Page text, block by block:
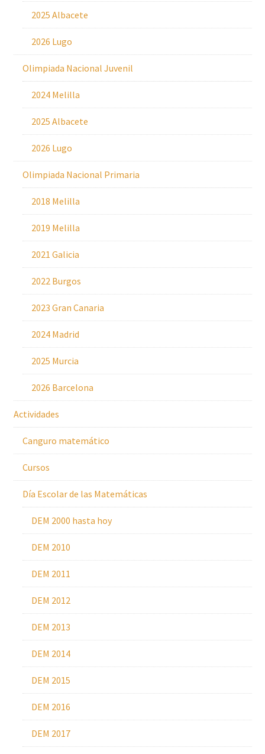
2025 Albacete
2026 Lugo
Olimpiada Nacional Juvenil
2024 Melilla
2025 Albacete
2026 Lugo
Olimpiada Nacional Primaria
2018 Melilla
2019 Melilla
2021 Galicia
2022 Burgos
2023 Gran Canaria
2024 Madrid
2025 Murcia
2026 Barcelona
Actividades
Canguro matemático
Cursos
Día Escolar de las Matemáticas
DEM 2000 hasta hoy
DEM 2010
DEM 2011
DEM 2012
DEM 2013
DEM 2014
DEM 2015
DEM 2016
DEM 2017